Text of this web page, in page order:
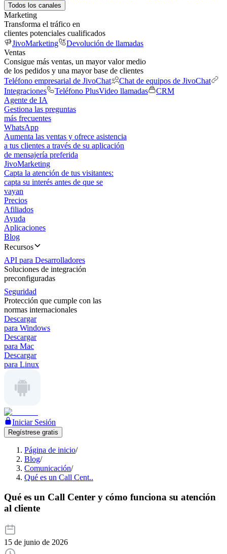
Todos los canales
Marketing
Transforma el tráfico en
clientes potenciales cualificados
JivoMarketing
Devolución de llamadas
Ventas
Consigue más ventas, un mayor valor medio
de los pedidos y una mayor base de clientes
Teléfono empresarial de JivoChat
Chat de equipos de JivoChat
Integraciones
Teléfono PlusVideo llamadas
CRM
Agente de IA
Gestiona las preguntas
más frecuentes
WhatsApp
Aumenta las ventas y ofrece asistencia
a tus clientes a través de su aplicación
de mensajería preferida
JivoMarketing
Capta la atención de tus visitantes:
capta su interés antes de que se
vayan
Precios
Afiliados
Ayuda
Aplicaciones
Blog
Recursos
API para Desarrolladores
Soluciones de integración
preconfiguradas
Seguridad
Protección que cumple con las
normas internacionales
Descargar
para Windows
Descargar
para Mac
Descargar
para Linux
Iniciar Sesión
Regístrese gratis
Página de inicio/
Blog/
Comunicación/
Qué es un Call Cent..
Qué es un Call Center y cómo funciona su atención
al cliente
15 de junio de 2026